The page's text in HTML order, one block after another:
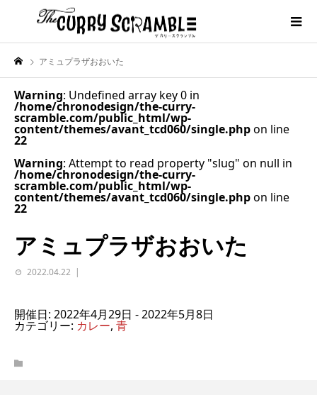
アミュプラザおおいた
Warning: Undefined array key 0 in
/home/chronodesign/the-curry-
scramble.com/public_html/wp-
content/themes/avant_tcd060/single.phpon line
22
Warning: Attempt to read property "slug" on null in
/home/chronodesign/the-curry-
scramble.com/public_html/wp-
content/themes/avant_tcd060/single.phpon line
22
アミュプラザおおいた
2022.04.22
開催日: 2022年4月29日 - 2022年5月8日
カテゴリー: カレー, 青